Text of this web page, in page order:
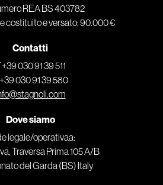
REA BS 403782
costituito e versato: 90.000 €
Contatti
+39 030 91 39 511
030 91 39 580
Dove siamo
legale/operativaa:
Traversa Prima 105 A/B
del Garda (BS) Italy